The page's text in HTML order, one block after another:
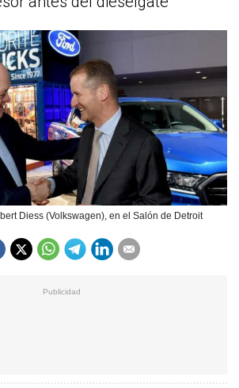
Diess (Volkswagen), en el Salón de Detroit